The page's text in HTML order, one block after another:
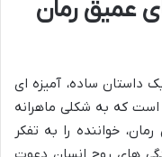
عمیق رمان
داستان ساده، آمیزه ای
که به شکلی ماهرانه
خواننده را به تفکر